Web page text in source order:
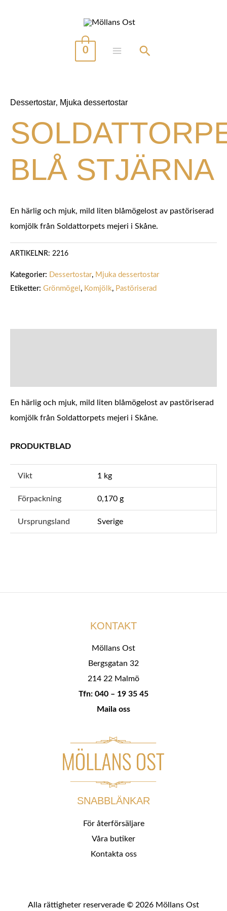
0
Dessertostar, Mjuka dessertostar
BLÅ STJÄRNA
En härlig och mjuk, mild liten blåmögelost av pastöriserad
komjölk från Soldattorpets mejeri i Skåne.
ARTIKELNR: 2216
Kategorier: Dessertostar, Mjuka dessertostar
Etiketter: Grönmögel , Komjölk, Pastöriserad
En härlig och mjuk, mild liten blåmögelost av pastöriserad
komjölk från Soldattorpets mejeri i Skåne.
PRODUKTBLAD
Vikt 1 kg
Förpackning 0,170 g
Ursprungsland Sverige
KONTAKT
Möllans Ost
Bergsgatan 32
214 22 Malmö
Tfn: 040 – 19 35 45
Maila oss
SNABBLÄNKAR
För återförsäljare
Våra butiker
Kontakta oss
Alla rättigheter reserverade © 2026 Möllans Ost